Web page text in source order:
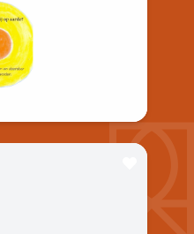
Casa Casla
en
op aarde?, Hoe te